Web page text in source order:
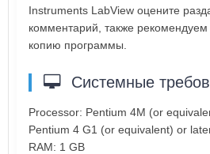
Instruments LabView оцените
комментарий, также рекомендуем
копию программы.
Системные
Processor: Pentium 4M (or
Pentium 4 G1 (or equivalent) or
RAM: 1 GB